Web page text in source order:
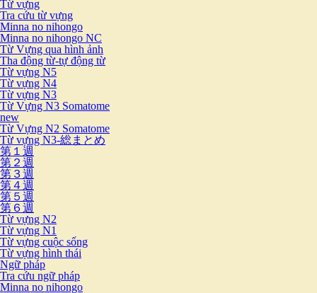
Từ vựng
Tra cứu từ vựng
Minna no nihongo
Minna no nihongo NC
Từ Vựng qua hình ảnh
Tha động từ-tự động từ
Từ vựng N5
Từ vựng N4
Từ vựng N3
Từ Vựng N3 Somatome
new
Từ Vựng N2 Somatome
Từ vựng N3-総まとめ
第１週
第２週
第３週
第４週
第５週
第６週
Từ vựng N2
Từ vựng N1
Từ vựng cuộc sống
Từ vựng hình thái
Ngữ pháp
Tra cứu ngữ pháp
Minna no nihongo